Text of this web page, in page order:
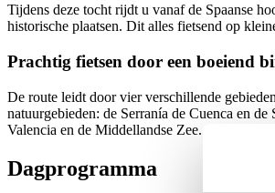
Tijdens deze tocht rijdt u vanaf de Spaanse
historische plaatsen. Dit alles fietsend op
Prachtig fietsen door een boeiend
De route leidt door vier verschillende
natuurgebieden: de Serranía de Cuenca en
Valencia en de Middellandse Zee. Onderweg
Dagprogramma